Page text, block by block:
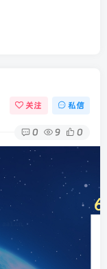
关注 私信
0 9 0